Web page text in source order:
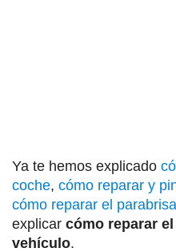
Ya te hemos explicado
coche, cómo reparar y
cómo reparar el
explicar cómo reparar
vehículo.